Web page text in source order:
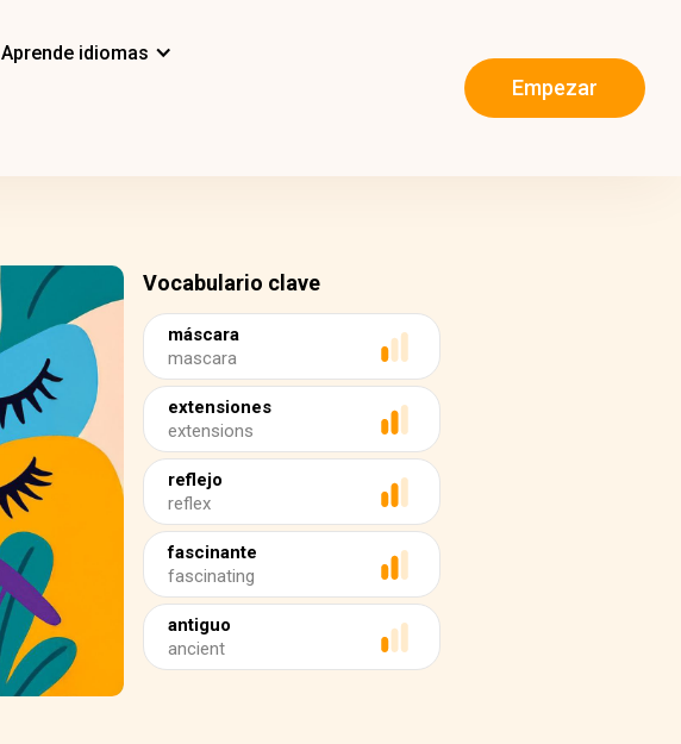
Aprende idiomas
Empezar
Vocabulario clave
máscara
mascara
extensiones
extensions
reflejo
reflex
fascinante
fascinating
antiguo
ancient